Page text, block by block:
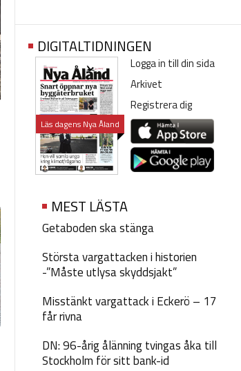
DIGITALTIDNINGEN
Läs dagens Nya Åland
Logga in till din sida
Arkivet
Registrera dig
MEST LÄSTA
Getaboden ska stänga
Största vargattacken i historien
-”Måste utlysa skyddsjakt”
Misstänkt vargattack i Eckerö – 17
får rivna
DN: 96-årig ålänning tvingas åka till
Stockholm för sitt bank-id